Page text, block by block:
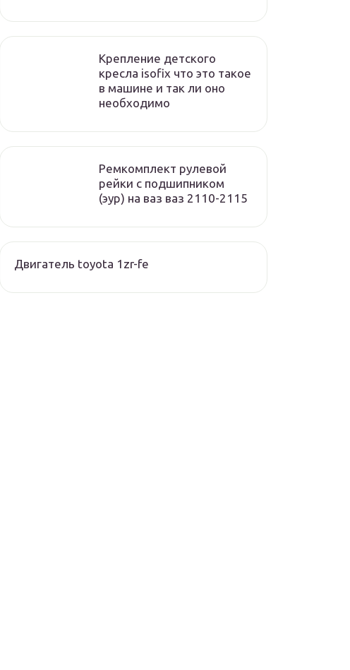
Крепление детского
кресла isofix что это такое
в машине и так ли оно
необходимо
Ремкомплект рулевой
рейки с подшипником
(эур) на ваз ваз 2110-2115
Двигатель toyota 1zr-fe